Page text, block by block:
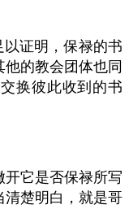
证明，保禄的书
的教会团体也同
换彼此收到的书
它是否保禄所写
清楚明白，就是哥